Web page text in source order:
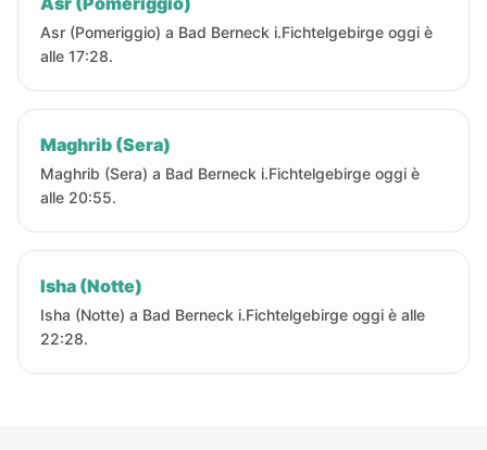
Asr (Pomeriggio) a Bad Berneck i.Fichtelgebirge oggi è
alle 17:28.
Maghrib (Sera)
Maghrib (Sera) a Bad Berneck i.Fichtelgebirge oggi è
alle 20:55.
Isha (Notte)
Isha (Notte) a Bad Berneck i.Fichtelgebirge oggi è alle
22:28.